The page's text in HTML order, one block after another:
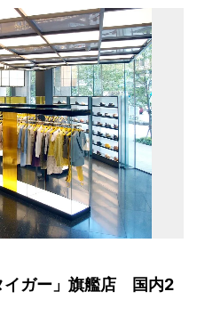
イガー」旗艦店 国内2